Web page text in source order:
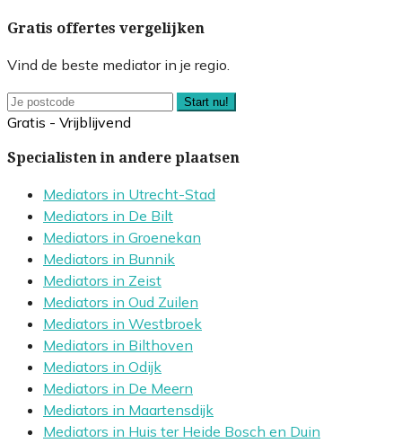
Gratis offertes vergelijken
Vind de beste mediator in je regio.
Start nu!
Gratis - Vrijblijvend
Specialisten in andere plaatsen
Mediators in Utrecht-Stad
Mediators in De Bilt
Mediators in Groenekan
Mediators in Bunnik
Mediators in Zeist
Mediators in Oud Zuilen
Mediators in Westbroek
Mediators in Bilthoven
Mediators in Odijk
Mediators in De Meern
Mediators in Maartensdijk
Mediators in Huis ter Heide Bosch en Duin